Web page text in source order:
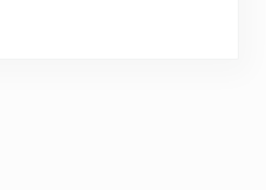
Geschichten für kühle Tage